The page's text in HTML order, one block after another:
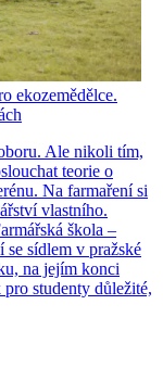
ekozemědělce.
Ale nikoli tím,
teorie o
Na farmaření si
vlastního.
škola –
se sídlem v pražské
na jejím konci
studenty důležité,